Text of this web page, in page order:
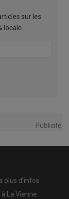
sur les
locale.
Publicité
plus d’infos
La Vienne